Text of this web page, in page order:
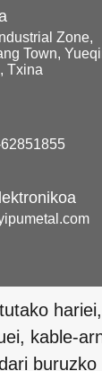
Zone,
Town,
Txina
kable-